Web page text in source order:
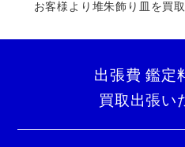
お客様より堆朱飾り皿を買
出張費 鑑定
買取出張い